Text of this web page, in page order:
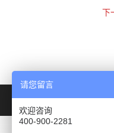
下
请您留言
欢迎咨询
400-900-2281